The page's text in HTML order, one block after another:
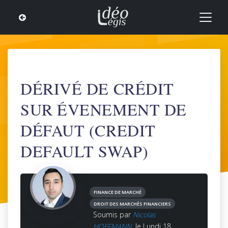
DÉRIVÉ DE CRÉDIT
SUR ÉVENEMENT DE
DÉFAUT (CREDIT
DEFAULT SWAP)
FINANCE DE MARCHÉ
DROIT DES MARCHÉS FINANCIERS
Soumis par Nicolas